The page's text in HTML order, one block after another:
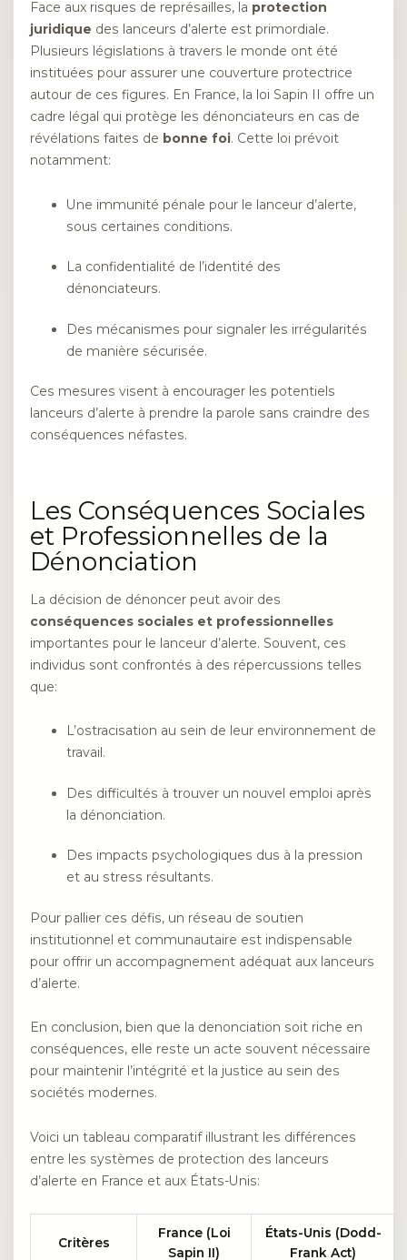
Face aux risques de représailles, la protection
juridique des lanceurs d’alerte est primordiale.
Plusieurs législations à travers le monde ont été
instituées pour assurer une couverture protectrice
autour de ces figures. En France, la loi Sapin II offre un
cadre légal qui protège les dénonciateurs en cas de
révélations faites de bonne foi. Cette loi prévoit
notamment:
Une immunité pénale pour le lanceur d’alerte,
sous certaines conditions.
La confidentialité de l’identité des
dénonciateurs.
Des mécanismes pour signaler les irrégularités
de manière sécurisée.
Ces mesures visent à encourager les potentiels
lanceurs d’alerte à prendre la parole sans craindre des
conséquences néfastes.
Les Conséquences Sociales
et Professionnelles de la
Dénonciation
La décision de dénoncer peut avoir des
conséquences sociales et professionnelles
importantes pour le lanceur d’alerte. Souvent, ces
individus sont confrontés à des répercussions telles
que:
L’ostracisation au sein de leur environnement de
travail.
Des difficultés à trouver un nouvel emploi après
la dénonciation.
Des impacts psychologiques dus à la pression
et au stress résultants.
Pour pallier ces défis, un réseau de soutien
institutionnel et communautaire est indispensable
pour offrir un accompagnement adéquat aux lanceurs
d’alerte.
En conclusion, bien que la denonciation soit riche en
conséquences, elle reste un acte souvent nécessaire
pour maintenir l’intégrité et la justice au sein des
sociétés modernes.
Voici un tableau comparatif illustrant les différences
entre les systèmes de protection des lanceurs
d’alerte en France et aux États-Unis:
Critères
France (Loi
Sapin II)
États-Unis (Dodd-
Frank Act)